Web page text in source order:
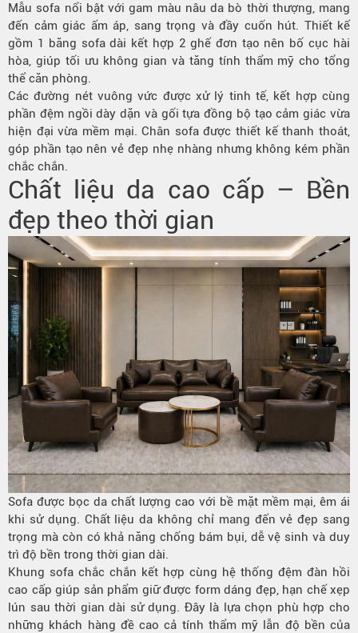
Mẫu sofa nổi bật với gam màu nâu da bò thời thượng, mang
đến cảm giác ấm áp, sang trọng và đầy cuốn hút. Thiết kế
gồm 1 băng sofa dài kết hợp 2 ghế đơn tạo nên bố cục hài
hòa, giúp tối ưu không gian và tăng tính thẩm mỹ cho tổng
thể căn phòng.
Các đường nét vuông vức được xử lý tinh tế, kết hợp cùng
phần đệm ngồi dày dặn và gối tựa đồng bộ tạo cảm giác vừa
hiện đại vừa mềm mại. Chân sofa được thiết kế thanh thoát,
góp phần tạo nên vẻ đẹp nhẹ nhàng nhưng không kém phần
chắc chắn.
Chất liệu da cao cấp – Bền
đẹp theo thời gian
Sofa được bọc da chất lượng cao với bề mặt mềm mại, êm ái
khi sử dụng. Chất liệu da không chỉ mang đến vẻ đẹp sang
trọng mà còn có khả năng chống bám bụi, dễ vệ sinh và duy
trì độ bền trong thời gian dài.
Khung sofa chắc chắn kết hợp cùng hệ thống đệm đàn hồi
cao cấp giúp sản phẩm giữ được form dáng đẹp, hạn chế xẹp
lún sau thời gian dài sử dụng. Đây là lựa chọn phù hợp cho
những khách hàng đề cao cả tính thẩm mỹ lẫn độ bền của